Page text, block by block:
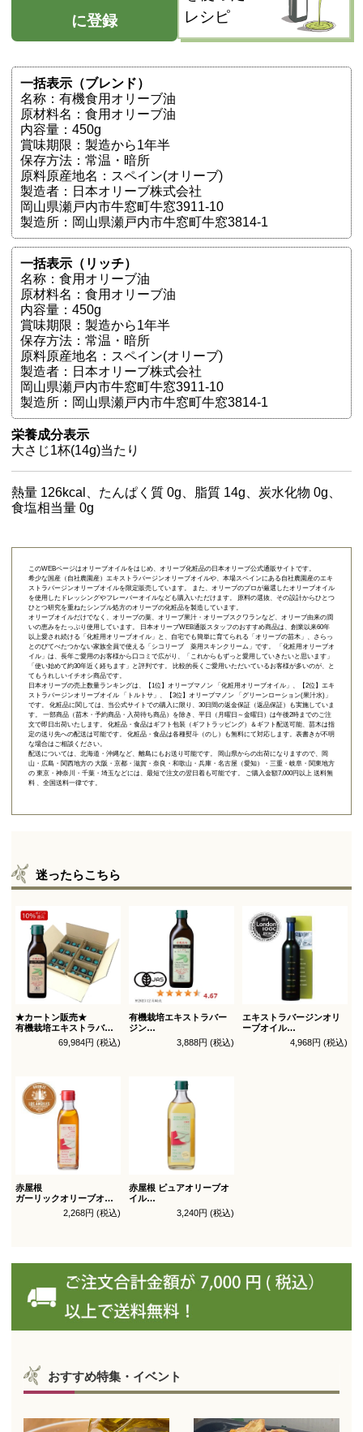
に登録
レシピ
一括表示（ブレンド）
名称：有機食用オリーブ油
原材料名：食用オリーブ油
内容量：450g
賞味期限：製造から1年半
保存方法：常温・暗所
原料原産地名：スペイン(オリーブ)
製造者：日本オリーブ株式会社
岡山県瀬戸内市牛窓町牛窓3911-10
製造所：岡山県瀬戸内市牛窓町牛窓3814-1
一括表示（リッチ）
名称：食用オリーブ油
原材料名：食用オリーブ油
内容量：450g
賞味期限：製造から1年半
保存方法：常温・暗所
原料原産地名：スペイン(オリーブ)
製造者：日本オリーブ株式会社
岡山県瀬戸内市牛窓町牛窓3911-10
製造所：岡山県瀬戸内市牛窓町牛窓3814-1
栄養成分表示
大さじ1杯(14g)当たり
熱量 126kcal、たんぱく質 0g、脂質 14g、炭水化物 0g、
食塩相当量 0g
このWEBページはオリーブオイルをはじめ、オリーブ化粧品の日本オリーブ公式通販サイトです。
希少な国産（自社農園産）エキストラバージンオリーブオイルや、本場スペインにある自社農園産のエキ
ストラバージンオリーブオイルを限定販売しています。 また、オリーブのプロが厳選したオリーブオイル
を使用したドレッシングやフレーバーオイルなども購入いただけます。 原料の選抜、その設計からひとつ
ひとつ研究を重ねたシンプル処方のオリーブの化粧品を製造しています。
オリーブオイルだけでなく、オリーブの葉、オリーブ果汁・オリーブスクワランなど、オリーブ由来の潤
いの恵みをたっぷり使用しています。 日本オリーブWEB通販スタッフのおすすめ商品は、創業以来60年
以上愛され続ける「 化粧用オリーブオイル 」と、自宅でも簡単に育てられる「 オリーブの苗木 」、さらっ
とのびてべたつかない家族全員で使える「 シコリーブ 薬用スキンクリーム 」です。 「化粧用オリーブオ
イル」は、長年ご愛用のお客様から口コミで広がり、「これからもずっと愛用していきたいと思います」
「使い始めて約30年近く経ちます」と評判です。 比較的長くご愛用いただいているお客様が多いのが、と
てもうれしいイチオシ商品です。
日本オリーブの売上数量ランキングは、【1位】オリーブマノン 「 化粧用オリーブオイル 」、【2位】 エキ
ストラバージンオリーブオイル 「トルトサ」 、【3位】 オリーブマノン 「グリーンローション(果汁水)」
です。 化粧品に関しては、当公式サイトでの購入に限り、 30日間の返金保証（返品保証）
も実施していま
す。 一部商品（苗木・予約商品・入荷待ち商品）を除き、平日（月曜日～金曜日）は午後2時までのご注
文で即日出荷いたします。 化粧品・食品はギフト包装（ギフトラッピング）＆ギフト配送可能、苗木は指
定の送り先への配送は可能です。 化粧品・食品は各種熨斗（のし）も無料にて対応します。表書きが不明
な場合はご相談ください。
配送については、北海道・沖縄など、離島にもお送り可能です。 岡山県からの出荷になりますので、岡
山・広島・関西地方の 大阪・京都・滋賀・奈良・和歌山・兵庫・名古屋（愛知）・三重・岐阜・関東地方
の 東京・神奈川・千葉・埼玉などには、最短で注文の翌日着も可能です。 ご購入金額7,000円以上 送料無
料 、全国送料一律です。
迷ったらこちら
★カートン販売★
有機栽培エキストラバー
オリーブオイル ブレンド
69,984円 (税込)
有機栽培エキストラバー
ジン
オリーブオイル シングル
3,888円 (税込)
エキストラバージンオリ
ーブオイル
トルトサ 450g 1本箱入
（スペイン自社農園産）
4,968円 (税込)
赤屋根
ガーリックオリーブオイ
2,268円 (税込)
赤屋根 ピュアオリーブオ
イル
ライト 450g徳用3,240円 (税込)